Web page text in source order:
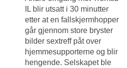
IL blir utsatt i 30 minutter
etter at en fallskjermhopper
går gjennom store bryster
bilder sextreff påt over
hjemmesupporterne og blir
hengende. Selskapet ble